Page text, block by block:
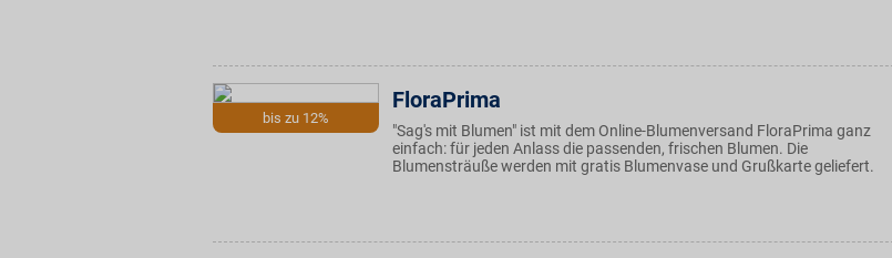
bis zu 12%
FloraPrima
"Sag's mit Blumen" ist mit dem Online-Blumenversand FloraPrima ganz
einfach: für jeden Anlass die passenden, frischen Blumen. Die
Blumensträuße werden mit gratis Blumenvase und Grußkarte geliefert.